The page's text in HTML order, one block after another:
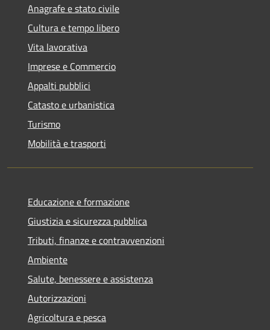
Anagrafe e stato civile
Cultura e tempo libero
Vita lavorativa
Imprese e Commercio
Appalti pubblici
Catasto e urbanistica
Turismo
Mobilità e trasporti
Educazione e formazione
Giustizia e sicurezza pubblica
Tributi, finanze e contravvenzioni
Ambiente
Salute, benessere e assistenza
Autorizzazioni
Agricoltura e pesca